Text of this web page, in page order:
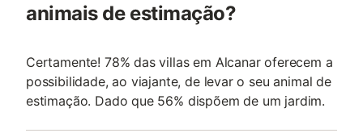
animais de estimação?
Certamente! 78% das villas em Alcanar oferecem a
possibilidade, ao viajante, de levar o seu animal de
estimação. Dado que 56% dispõem de um jardim.